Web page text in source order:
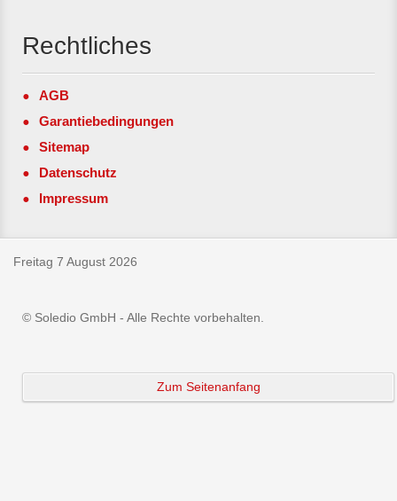
Rechtliches
AGB
Garantiebedingungen
Sitemap
Datenschutz
Impressum
Freitag 7 August 2026
© Soledio GmbH - Alle Rechte vorbehalten.
Zum Seitenanfang